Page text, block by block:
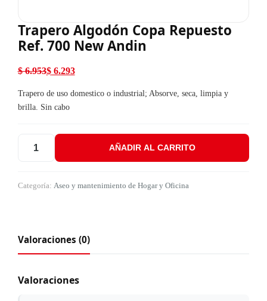
Trapero Algodón Copa Repuesto
Ref. 700 New Andin
$6.953
El precio original era: $ 6.953.
$6.293
El precio actual es: $ 6.293.
Trapero de uso domestico o industrial; Absorve, seca, limpia y
brilla. Sin cabo
Trapero Algodón Copa Repuesto Ref. 700 New Andin cantidad
AÑADIR AL CARRITO
Categoría: Aseo y mantenimiento de Hogar y Oficina
Valoraciones (0)
Valoraciones